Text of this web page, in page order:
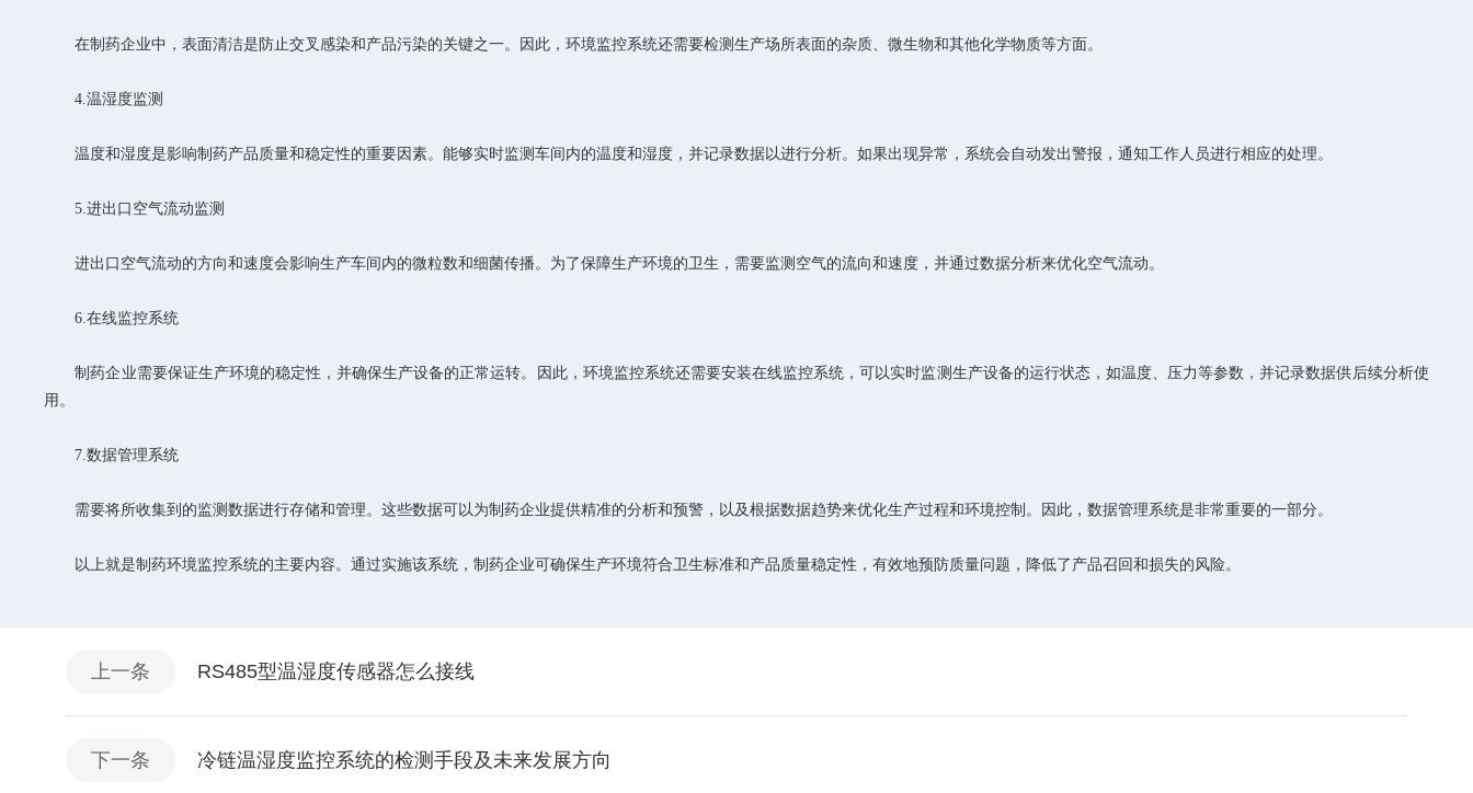
在制药企业中，表面清洁是防止交叉感染和产品污染的关键之一。因此，环境监控系统还需要检测生产场所表面的杂质、微生物和其他化学物质等方面。
4.温湿度监测
温度和湿度是影响制药产品质量和稳定性的重要因素。能够实时监测车间内的温度和湿度，并记录数据以进行分析。如果出现异常，系统会自动发出警报，通知工作人员进行相应的处理。
5.进出口空气流动监测
进出口空气流动的方向和速度会影响生产车间内的微粒数和细菌传播。为了保障生产环境的卫生，需要监测空气的流向和速度，并通过数据分析来优化空气流动。
6.在线监控系统
制药企业需要保证生产环境的稳定性，并确保生产设备的正常运转。因此，环境监控系统还需要安装在线监控系统，可以实时监测生产设备的运行状态，如温度、压力等参数，并记录数据供后续分析使
用。
7.数据管理系统
需要将所收集到的监测数据进行存储和管理。这些数据可以为制药企业提供精准的分析和预警，以及根据数据趋势来优化生产过程和环境控制。因此，数据管理系统是非常重要的一部分。
以上就是制药环境监控系统的主要内容。通过实施该系统，制药企业可确保生产环境符合卫生标准和产品质量稳定性，有效地预防质量问题，降低了产品召回和损失的风险。
上一条 RS485型温湿度传感器怎么接线
下一条 冷链温湿度监控系统的检测手段及未来发展方向